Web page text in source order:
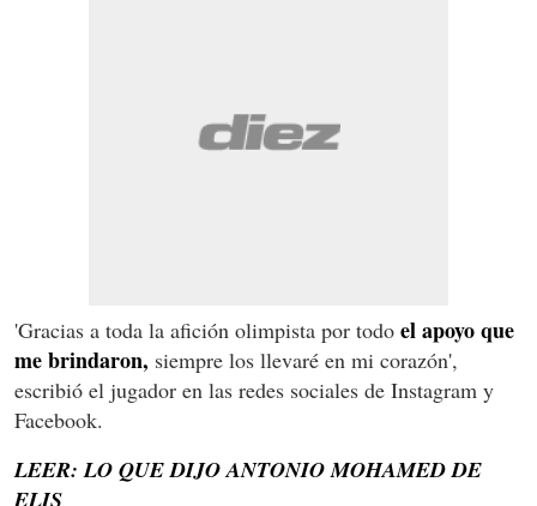
'Gracias a toda la afición olimpista por todo el apoyo que
me brindaron, siempre los llevaré en mi corazón',
escribió el jugador en las redes sociales de Instagram y
Facebook.
LEER: LO QUE DIJO ANTONIO MOHAMED DE
ELIS